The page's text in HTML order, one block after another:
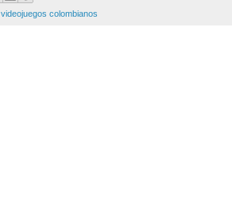
videojuegos colombianos